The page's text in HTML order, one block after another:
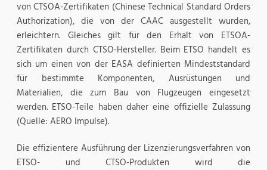
von CTSOA-Zertifikaten (Chinese Technical Standard Orders
Authorization), die von der CAAC ausgestellt wurden,
erleichtern. Gleiches gilt für den Erhalt von ETSOA-
Zertifikaten durch CTSO-Hersteller. Beim ETSO handelt es
sich um einen von der EASA definierten Mindeststandard
für bestimmte Komponenten, Ausrüstungen und
Materialien, die zum Bau von Flugzeugen eingesetzt
werden. ETSO-Teile haben daher eine offizielle Zulassung
(Quelle: AERO Impulse).
Die effizientere Ausführung der Lizenzierungsverfahren von
ETSO- und CTSO-Produkten wird die